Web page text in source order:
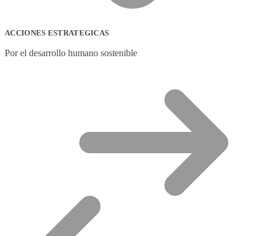
ACCIONES ESTRATEGICAS
Por el desarrollo humano sostenible